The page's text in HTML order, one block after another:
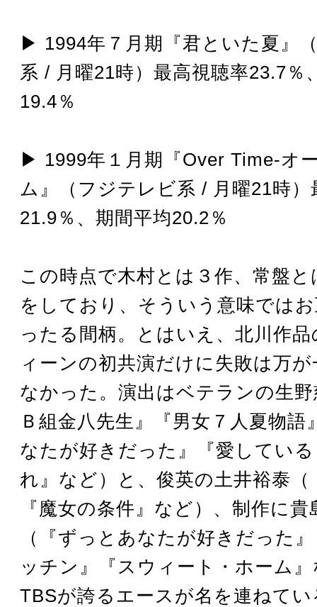
▶︎ 1994年７月期『君といた夏』
系 / 月曜21時）最高視聴率23.7％
19.4％
▶︎ 1999年１月期『Over Time-オ
ム』（フジテレビ系 / 月曜21時）
21.9％、期間平均20.2％
この時点で木村とは３作、常盤
をしており、そういう意味では
ったる間柄。とはいえ、北川作
ィーンの初共演だけに失敗は万
なかった。演出はベテランの生
Ｂ組金八先生』『男女７人夏物語
なたが好きだった』『愛してい
れ』など）と、俊英の土井裕泰（
『魔女の条件』など）、制作に貴
（『ずっとあなたが好きだった
ッチン』『スウィート・ホーム
TBSが誇るエースが名を連ねて